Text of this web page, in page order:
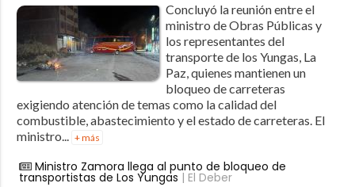
Concluyó la reunión entre el
ministro de Obras Públicas y
los representantes del
transporte de los Yungas, La
Paz, quienes mantienen un
bloqueo de carreteras
exigiendo atención de temas como la calidad del
combustible, abastecimiento y el estado de carreteras. El
ministro...
+ más
Ministro Zamora llega al punto de bloqueo de
transportistas de Los Yungas | El Deber